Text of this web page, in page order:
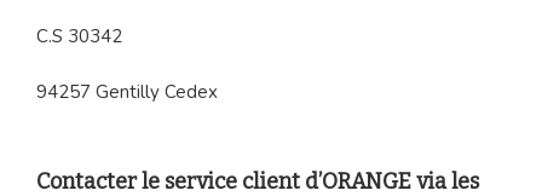
C.S 30342
94257 Gentilly Cedex
Contacter le service client d’ORANGE via les